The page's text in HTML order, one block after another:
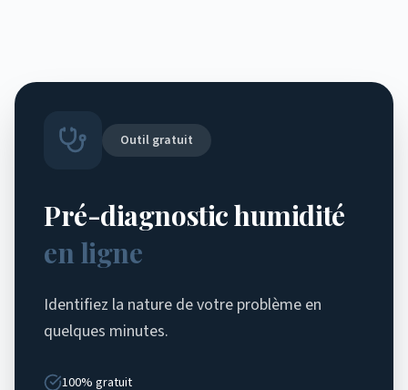
Outil gratuit
Pré-diagnostic humidité
en ligne
Identifiez la nature de votre problème en
quelques minutes.
100% gratuit